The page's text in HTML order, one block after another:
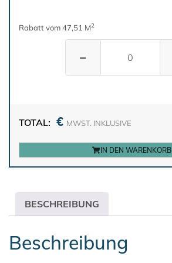
Rabatt vom 47,51 M2
−
TOTAL: € MWST. INKLUSIVE
IN DEN WARENKORB
BESCHREIBUNG
Beschreibung